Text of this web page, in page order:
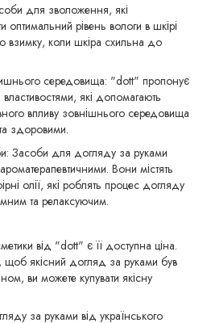
для зволоження, які
оптимальний рівень вологи в шкірі
взимку, коли шкіра схильна до
середовища: "dott" пропонує
які допомагають
впливу зовнішнього середовища
здоровими.
Засоби для догляду за руками
Вони містять
олії, які роблять процес догляду
та релаксуючим.
від "dott" є її доступна ціна.
якісний догляд за руками був
ви можете купувати якісну
за руками від українського